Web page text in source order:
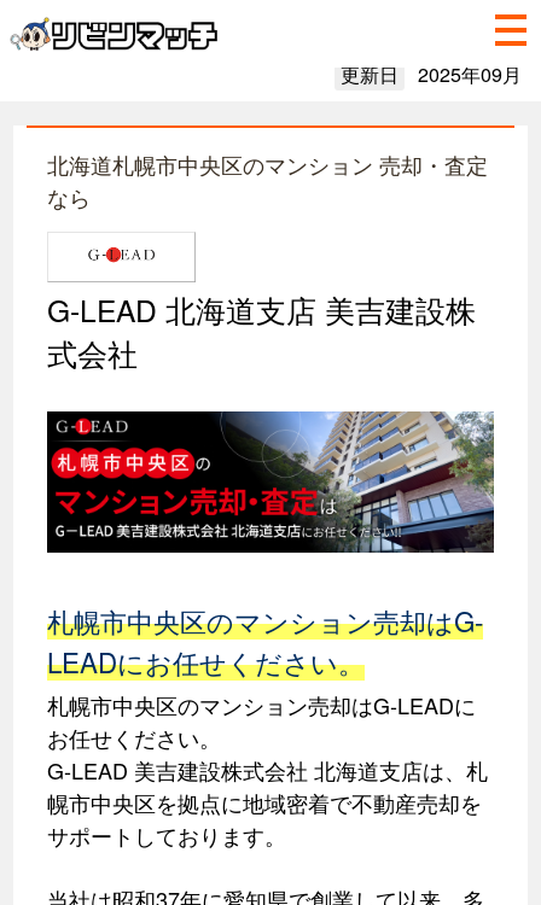
更新日 2025年09月
北海道札幌市中央区のマンション 売却・査定
なら
G-LEAD 北海道支店 美吉建設株
式会社
札幌市中央区のマンション売却はG-
LEADにお任せください。
札幌市中央区のマンション売却はG-LEADに
お任せください。
G-LEAD 美吉建設株式会社 北海道支店は、札
幌市中央区を拠点に地域密着で不動産売却を
サポートしております。